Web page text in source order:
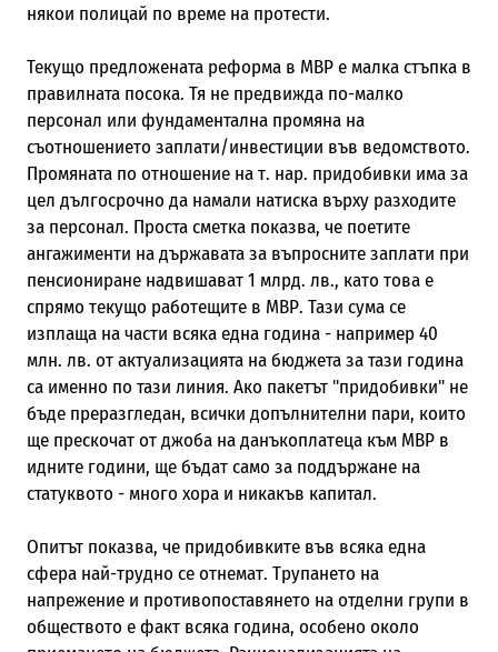
някои полицай по време на протести.
Текущо предложената реформа в МВР е малка стъпка в
правилната посока. Тя не предвижда по-малко
персонал или фундаментална промяна на
съотношението заплати/инвестиции във ведомството.
Промяната по отношение на т. нар. придобивки има за
цел дългосрочно да намали натиска върху разходите
за персонал. Проста сметка показва, че поетите
ангажименти на държавата за въпросните заплати при
пенсиониране надвишават 1 млрд. лв., като това е
спрямо текущо работещите в МВР. Тази сума се
изплаща на части всяка една година - например 40
млн. лв. от актуализацията на бюджета за тази година
са именно по тази линия. Ако пакетът "придобивки" не
бъде преразгледан, всички допълнителни пари, които
ще прескочат от джоба на данъкоплатеца към МВР в
идните години, ще бъдат само за поддържане на
статуквото - много хора и никакъв капитал.
Опитът показва, че придобивките във всяка една
сфера най-трудно се отнемат. Трупането на
напрежение и противопоставянето на отделни групи в
обществото е факт всяка година, особено около